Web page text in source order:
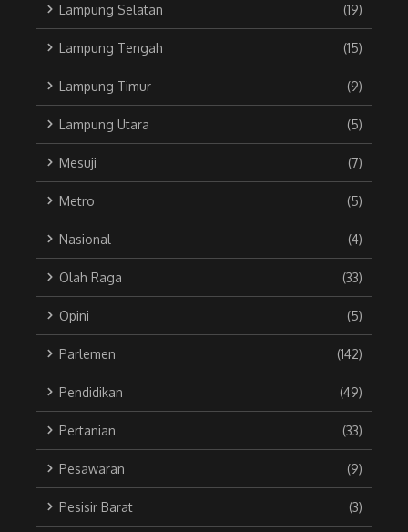
Lampung Selatan (19)
Lampung Tengah (15)
Lampung Timur (9)
Lampung Utara (5)
Mesuji (7)
Metro (5)
Nasional (4)
Olah Raga (33)
Opini (5)
Parlemen (142)
Pendidikan (49)
Pertanian (33)
Pesawaran (9)
Pesisir Barat (3)